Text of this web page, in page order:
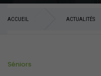
ACCUEIL ACTUALITÉS
Séniors